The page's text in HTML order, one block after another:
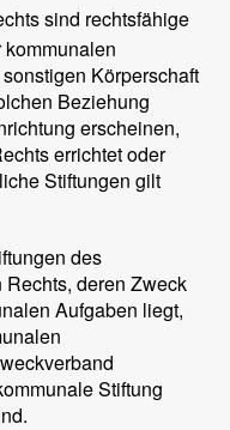
sind rechtsfähige
Körperschaft
Beziehung
erscheinen,
errichtet oder
Stiftungen gilt
des
deren Zweck
Aufgaben liegt,
Stiftung